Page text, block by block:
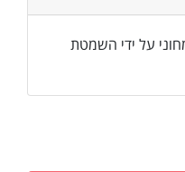
על ידי השמטת